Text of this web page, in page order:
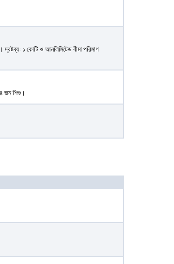
১ কোটি ও আনলিমিটেড বীমা পরিমাণ
জন শিশু।